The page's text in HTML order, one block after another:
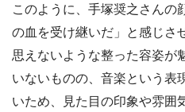
このように、手塚奨之さんの
の血を受け継いだ」と感じさ
思えないような整った容姿が
いないものの、音楽という表
いため、見た目の印象や雰囲